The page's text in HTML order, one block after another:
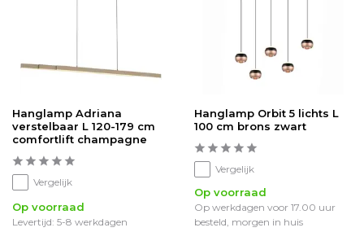
Hanglamp Adriana
verstelbaar L 120-179 cm
comfortlift champagne
Vergelijk
Op voorraad
Levertijd: 5-8 werkdagen
Hanglamp Orbit 5 lichts L
100 cm brons zwart
Vergelijk
Op voorraad
Op werkdagen voor 17.00 uur
besteld, morgen in huis